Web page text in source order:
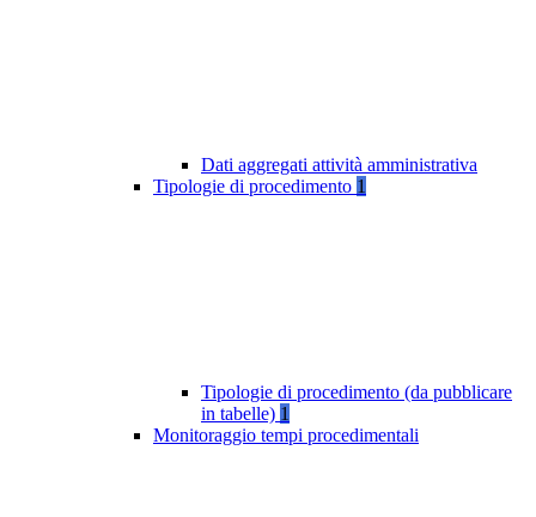
Dati aggregati attività amministrativa
Tipologie di procedimento 1
Tipologie di procedimento (da pubblicare
in tabelle) 1
Monitoraggio tempi procedimentali